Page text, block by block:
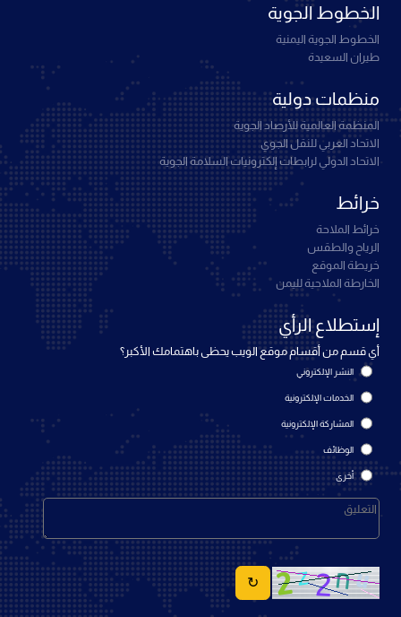
الخطوط الجوية
الخطوط الجوية اليمنية
طيران السعيدة
منظمات دولية
المنظمة العالمية للأرصاد الجوية
الاتحاد العربي للنقل الجوي
الاتحاد الدولي لرابطات إلكترونيات السلامة الجوية
خرائط
خرائط الملاحة
الرياح والطقس
خريطة الموقع
الخارطة الملاحية لليمن
إستطلاع الرأي
أي قسم من أقسام موقع الويب يحظى باهتمامك الأكبر؟
النشر الإلكتروني
الخدمات الإلكترونية
المشاركة الإلكترونية
الوظائف
أخرى
↻